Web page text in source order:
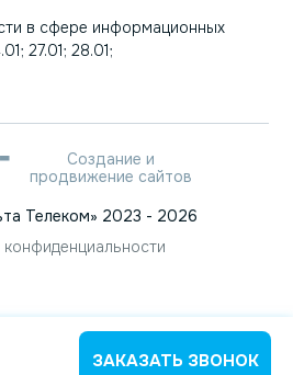
ЗАКАЗАТЬ ЗВОНОК
в сфере информационных
27.01; 28.01;
Создание и
продвижение сайтов
Телеком» 2023 - 2026
конфиденциальности